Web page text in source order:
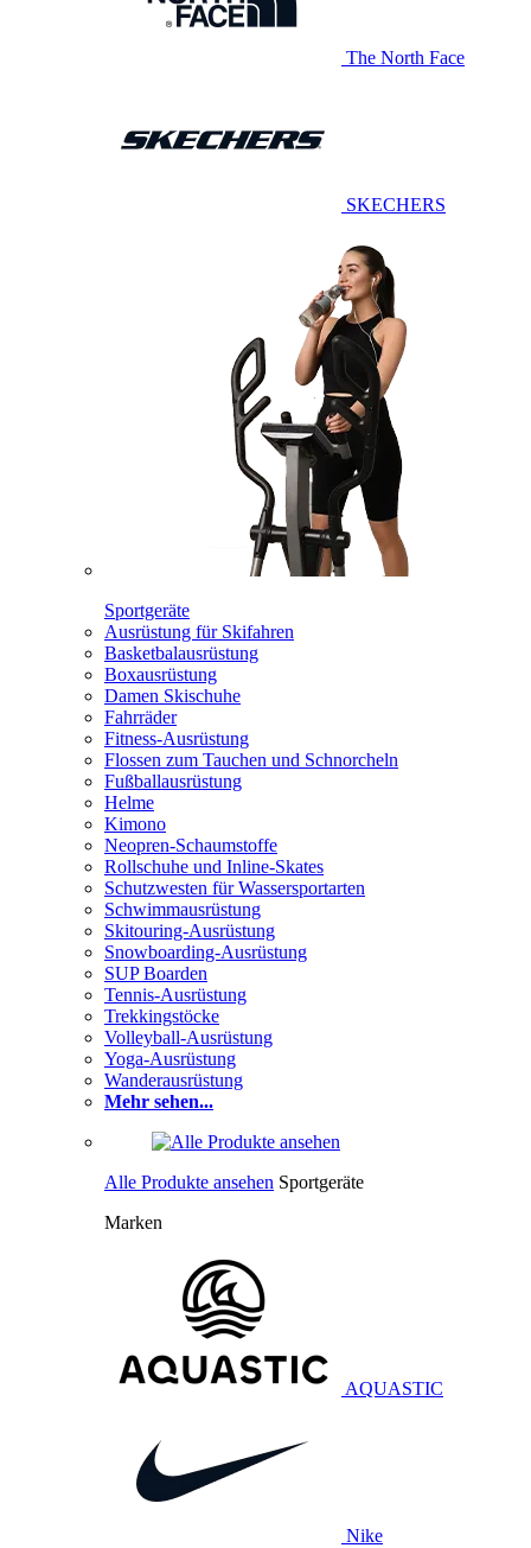
The North Face
SKECHERS
Sportgeräte
Ausrüstung für Skifahren
Basketbalausrüstung
Boxausrüstung
Damen Skischuhe
Fahrräder
Fitness-Ausrüstung
Flossen zum Tauchen und Schnorcheln
Fußballausrüstung
Helme
Kimono
Neopren-Schaumstoffe
Rollschuhe und Inline-Skates
Schutzwesten für Wassersportarten
Schwimmausrüstung
Skitouring-Ausrüstung
Snowboarding-Ausrüstung
SUP Boarden
Tennis-Ausrüstung
Trekkingstöcke
Volleyball-Ausrüstung
Yoga-Ausrüstung
Wanderausrüstung
Mehr sehen...
Alle Produkte ansehen Sportgeräte
Marken
AQUASTIC
Nike